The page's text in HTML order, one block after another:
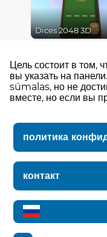
Dices 2048 3D
Цель состоит в том,
вы указать на
súmalas, но не
вместе, но если вы
политика
контакт